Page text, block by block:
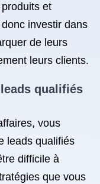
et
investir dans
de leurs
leurs clients.
qualifiés
vous
leads qualifiés
difficile à
que vous